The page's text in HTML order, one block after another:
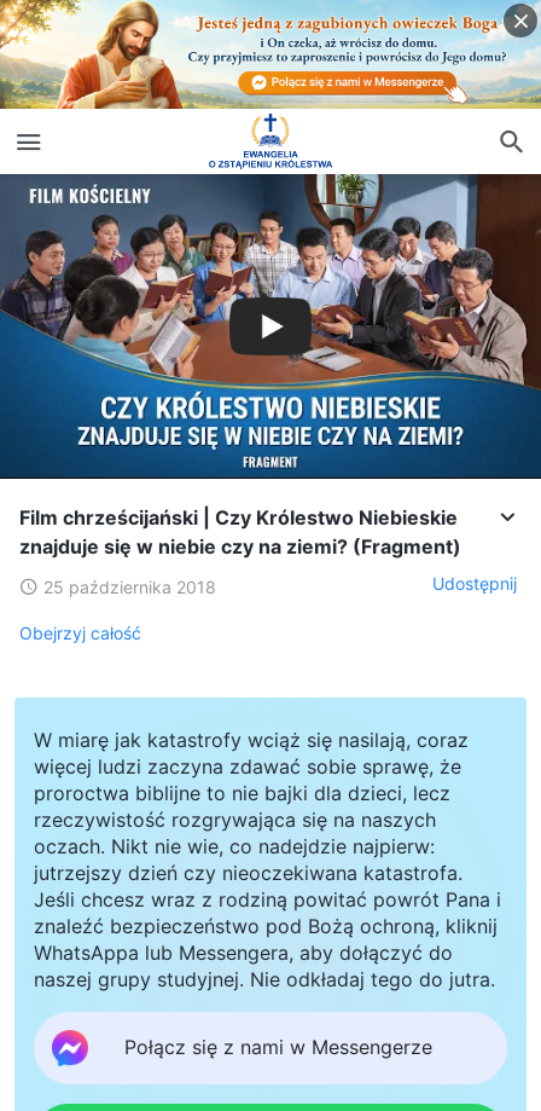
Film chrześcijański | Czy Królestwo Niebieskie
znajduje się w niebie czy na ziemi? (Fragment)
25 października 2018 Udostępnij
Obejrzyj całość
W miarę jak katastrofy wciąż się nasilają, coraz
więcej ludzi zaczyna zdawać sobie sprawę, że
proroctwa biblijne to nie bajki dla dzieci, lecz
rzeczywistość rozgrywająca się na naszych
oczach. Nikt nie wie, co nadejdzie najpierw:
jutrzejszy dzień czy nieoczekiwana katastrofa.
Jeśli chcesz wraz z rodziną powitać powrót Pana i
znaleźć bezpieczeństwo pod Bożą ochroną, kliknij
WhatsAppa lub Messengera, aby dołączyć do
naszej grupy studyjnej. Nie odkładaj tego do jutra.
Połącz się z nami w Messengerze